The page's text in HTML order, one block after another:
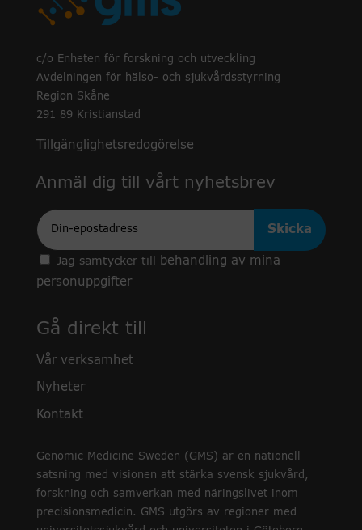
c/o Enheten för forskning och utveckling
Avdelningen för hälso- och sjukvårdsstyrning
Region Skåne
291 89 Kristianstad
Tillgänglighetsredogörelse
Anmäl dig till vårt nyhetsbrev
Epost
Jag samtycker till
behandling av mina
personuppgifter
Gå direkt till
Vår verksamhet
Nyheter
Kontakt
Genomic Medicine Sweden (GMS) är en nationell
satsning med visionen att stärka svensk sjukvård,
forskning och samverkan med näringslivet inom
precisionsmedicin. GMS utgörs av regioner med